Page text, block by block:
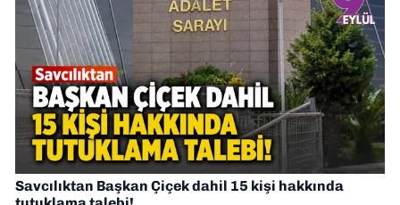
Savcılıktan Başkan Çiçek dahil 15 kişi hakkında